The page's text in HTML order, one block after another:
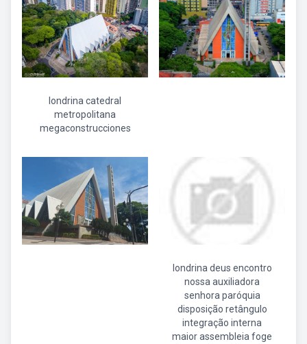
londrina catedral
metropolitana
megaconstrucciones
londrina deus encontro
nossa auxiliadora
senhora paróquia
disposição retângulo
integração interna
maior assembleia foge